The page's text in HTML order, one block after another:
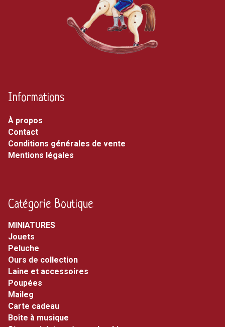
Informations
À propos
Contact
Conditions générales de vente
Mentions légales
Catégorie Boutique
MINIATURES
jouets
peluche
ours de collection
laine et accessoires
poupées
maileg
carte cadeau
boîte à musique